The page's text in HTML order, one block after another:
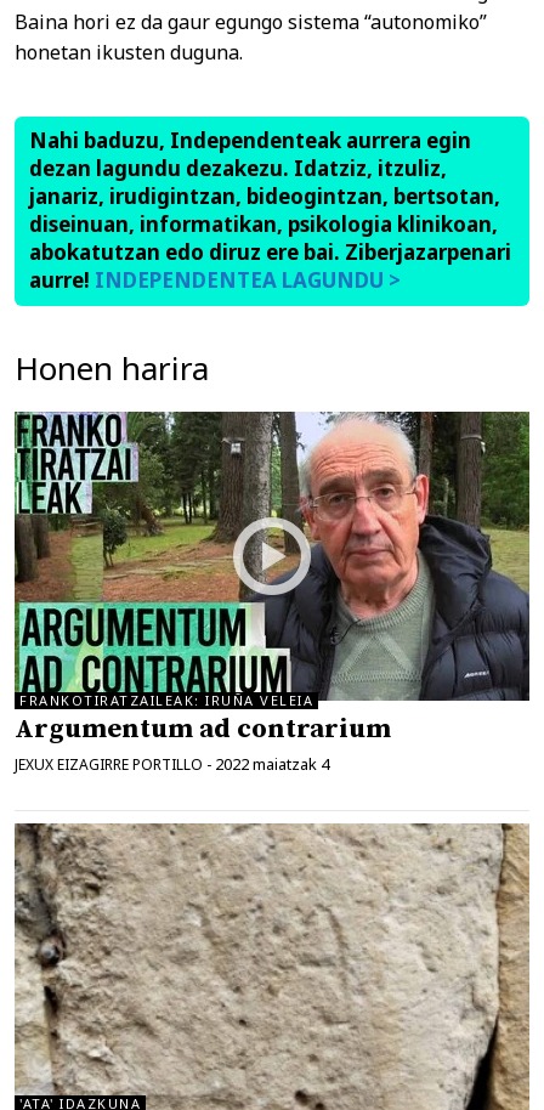
Baina hori ez da gaur egungo sistema “autonomiko”
honetan ikusten duguna.
Nahi baduzu, Independenteak aurrera egin
dezan lagundu dezakezu. Idatziz, itzuliz,
janariz, irudigintzan, bideogintzan, bertsotan,
diseinuan, informatikan, psikologia klinikoan,
abokatutzan edo diruz ere bai. Ziberjazarpenari
aurre! INDEPENDENTEA LAGUNDU >
Honen harira
FRANKOTIRATZAILEAK: IRUÑA VELEIA
Argumentum ad contrarium
JEXUX EIZAGIRRE PORTILLO - 2022 maiatzak 4
'ATA' IDAZKUNA